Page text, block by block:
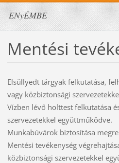
ENyÉMBE
Mentési
Elsüllyedt tárgyak felkutatása,
vagy közbiztonsági
Vízben lévő holttest felkutatása
szervezetekkel együttműködve.
Munkabúvárok biztosítása
Mentési tevékenység
közbiztonsági szervezetekkel